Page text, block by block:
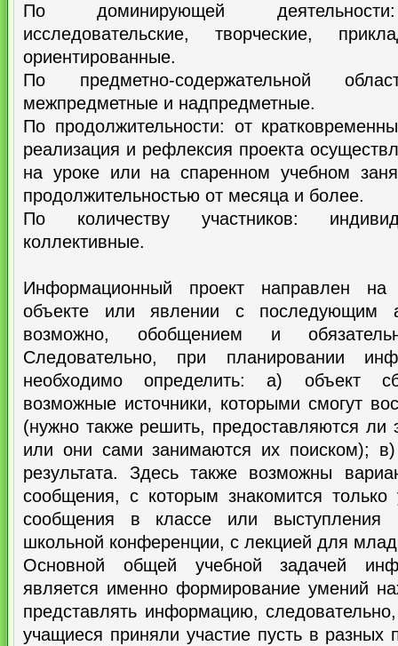
По доминирующей
исследовательские, творческие,
ориентированные.
По предметно-содержательной
межпредметные и надпредметные.
По продолжительности: от
реализация и рефлексия проекта
на уроке или на спаренном учебном
продолжительностью от месяца и более.
По количеству участников:
коллективные.
Информационный проект направлен
объекте или явлении с последующим
возможно, обобщением и
Следовательно, при планировании
необходимо определить: а) объект
возможные источники, которыми смогут
(нужно также решить, предоставляются ли
или они сами занимаются их поиском);
результата. Здесь также возможны
сообщения, с которым знакомится только
сообщения в классе или выступления
школьной конференции, с лекцией для
Основной общей учебной задачей
является именно формирование умений
представлять информацию,
учащиеся приняли участие пусть в разных